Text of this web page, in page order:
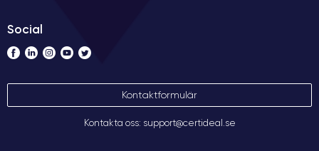
Social
Kontaktformulär
Kontakta oss: support@certideal.se